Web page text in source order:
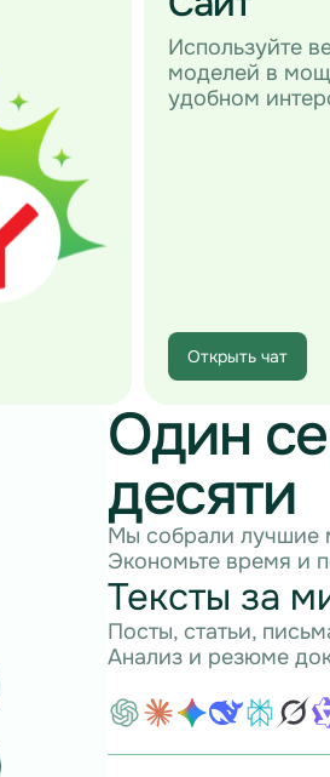
Используйте
моделей в
удобном
Открыть чат
Один
десяти
Мы собрали лучшие
Экономьте время и
Тексты за
Посты, статьи,
Анализ и резюме